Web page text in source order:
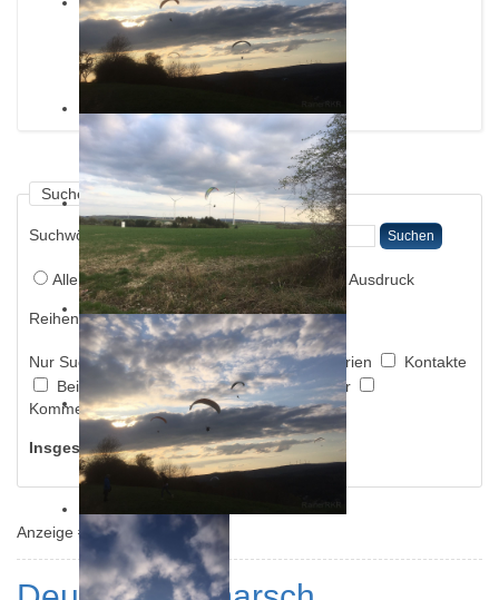
Suchen
Suchwörter: Suchen
Alle Wörter Irgendein Wort Exakter Ausdruck
Reihenfolge:
Nur Suchen: Suche in Events Kategorien
Kontakte
Beiträge
Newsfeeds
Schlagwörter
Kommentare
Insgesamt ein Ergebnis gefunden!
Anzeige #